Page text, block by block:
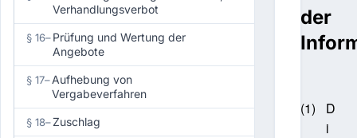
Verhandlungsverbot
§ 16–Prüfung und Wertung der
Angebote
§ 17–Aufhebung von
Vergabeverfahren
§ 18–Zuschlag
der
(1)
D
i